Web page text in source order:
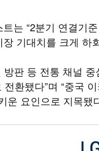
는 “2분기 연결기
기대치를 크게 하
방판 등 전통 채널
환됐다”며 “중국
운 요인으로 지목됐